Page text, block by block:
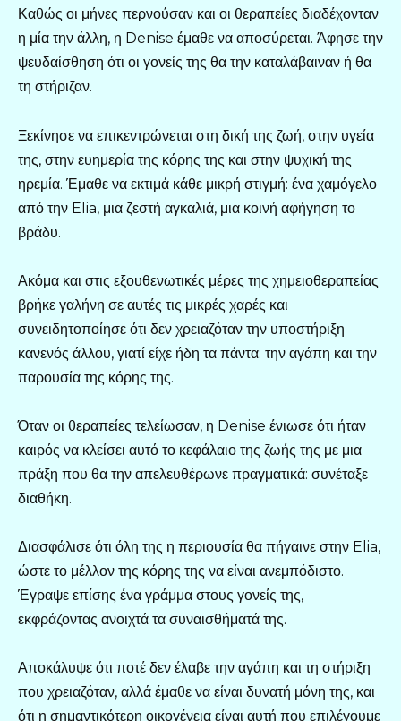
Καθώς οι μήνες περνούσαν και οι θεραπείες διαδέχονταν
η μία την άλλη, η Denise έμαθε να αποσύρεται. Άφησε την
ψευδαίσθηση ότι οι γονείς της θα την καταλάβαιναν ή θα
τη στήριζαν.
Ξεκίνησε να επικεντρώνεται στη δική της ζωή, στην υγεία
της, στην ευημερία της κόρης της και στην ψυχική της
ηρεμία. Έμαθε να εκτιμά κάθε μικρή στιγμή: ένα χαμόγελο
από την Elia, μια ζεστή αγκαλιά, μια κοινή αφήγηση το
βράδυ.
Ακόμα και στις εξουθενωτικές μέρες της χημειοθεραπείας
βρήκε γαλήνη σε αυτές τις μικρές χαρές και
συνειδητοποίησε ότι δεν χρειαζόταν την υποστήριξη
κανενός άλλου, γιατί είχε ήδη τα πάντα: την αγάπη και την
παρουσία της κόρης της.
Όταν οι θεραπείες τελείωσαν, η Denise ένιωσε ότι ήταν
καιρός να κλείσει αυτό το κεφάλαιο της ζωής της με μια
πράξη που θα την απελευθέρωνε πραγματικά: συνέταξε
διαθήκη.
Διασφάλισε ότι όλη της η περιουσία θα πήγαινε στην Elia,
ώστε το μέλλον της κόρης της να είναι ανεμπόδιστο.
Έγραψε επίσης ένα γράμμα στους γονείς της,
εκφράζοντας ανοιχτά τα συναισθήματά της.
Αποκάλυψε ότι ποτέ δεν έλαβε την αγάπη και τη στήριξη
που χρειαζόταν, αλλά έμαθε να είναι δυνατή μόνη της, και
ότι η σημαντικότερη οικογένεια είναι αυτή που επιλέγουμε